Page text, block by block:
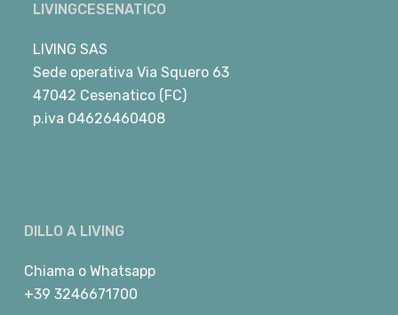
LIVINGCESENATICO
LIVING SAS
Sede operativa Via Squero 63
47042 Cesenatico (FC)
p.iva 04626460408
DILLO A LIVING
Chiama o Whatsapp
+39 3246671700